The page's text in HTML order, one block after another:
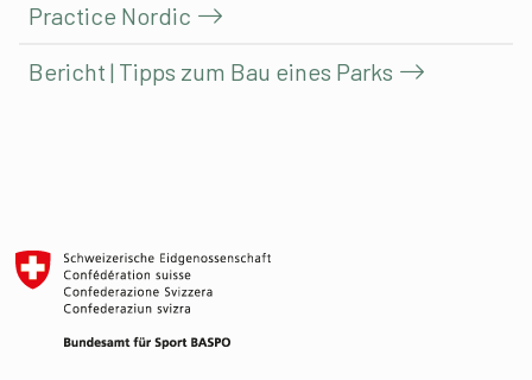
Practice Nordic
Bericht | Tipps zum Bau eines Parks